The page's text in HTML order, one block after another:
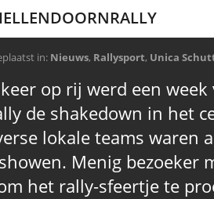
in: Nieuws, Rallysport, Unica
op rij werd een week
de shakedown in het
lokale teams waren
Menig bezoeker
het rally-sfeertje te